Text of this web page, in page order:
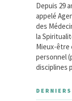
Depuis 29
appelé
des
la
Mieux-être
personnel
disciplines